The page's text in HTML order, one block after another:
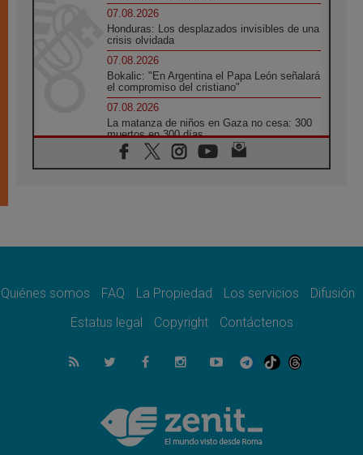
07.08.2026
Honduras: Los desplazados invisibles de una
crisis olvidada
07.08.2026
Bokalic: "En Argentina el Papa León señalará
el compromiso del cristiano"
07.08.2026
La matanza de niños en Gaza no cesa: 300
muertos en 300 días
07.08.2026
Tagle: La guerra desfigura el mundo, solo la
como misión al servicio del Evangelio
SIGNIS 2026, dar voz a las religiosas en el
espacio público
07.08.2026
Lanzan un proyecto de empoderamiento
Programa oficial del Viaje Apostólico del
Papa León XIV a Francia
Quiénes somos FAQ La Propiedad Los servicios
Difusión
Estatus legal
Copyright Contáctenos